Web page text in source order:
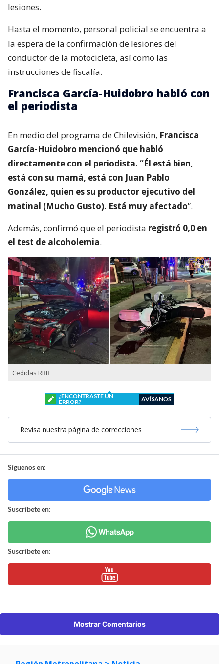
lesiones.
Hasta el momento, personal policial se encuentra a
la espera de la confirmación de lesiones del
conductor de la motocicleta, así como las
instrucciones de fiscalía.
Francisca García-Huidobro habló con
el periodista
En medio del programa de Chilevisión, Francisca
García-Huidobro mencionó que habló
directamente con el periodista. “Él está bien,
está con su mamá, está con Juan Pablo
González, quien es su productor ejecutivo del
matinal (Mucho Gusto). Está muy afectado”.
Además, confirmó que el periodista registró 0,0 en
el test de alcoholemia.
Cedidas RBB
¿ENCONTRASTE UN
ERROR?
AVÍSANOS
Revisa nuestra página de correcciones
Síguenos en:
Suscríbete en:
Suscríbete en:
Mostrar Comentarios